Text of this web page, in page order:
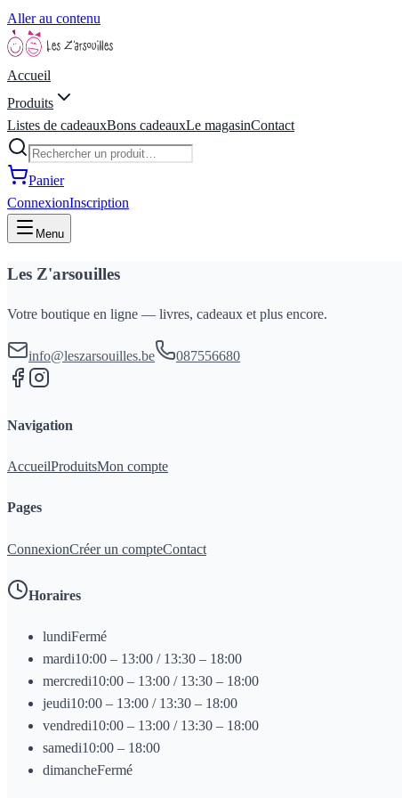
Aller au contenu
Accueil
Produits
Listes de cadeauxBons cadeauxLe magasinContact
Panier
ConnexionInscription
Menu
Les Z'arsouilles
Votre boutique en ligne — livres, cadeaux et plus encore.
info@leszarsouilles.be 087556680
Navigation
AccueilProduitsMon compte
Pages
ConnexionCréer un compteContact
Horaires
lundiFermé
mardi10:00 – 13:00 / 13:30 – 18:00
mercredi10:00 – 13:00 / 13:30 – 18:00
jeudi10:00 – 13:00 / 13:30 – 18:00
vendredi10:00 – 13:00 / 13:30 – 18:00
samedi10:00 – 18:00
dimancheFermé